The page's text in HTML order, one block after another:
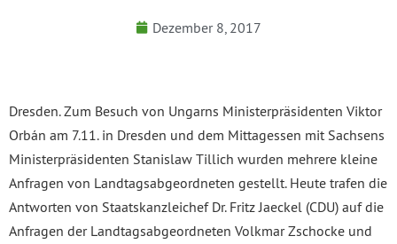
Dezember 8, 2017
Dresden. Zum Besuch von Ungarns Ministerpräsidenten Viktor
Orbán am 7.11. in Dresden und dem Mittagessen mit Sachsens
Ministerpräsidenten Stanislaw Tillich wurden mehrere kleine
Anfragen von Landtagsabgeordneten gestellt. Heute trafen die
Antworten von Staatskanzleichef Dr. Fritz Jaeckel (CDU) auf die
Anfragen der Landtagsabgeordneten Volkmar Zschocke und